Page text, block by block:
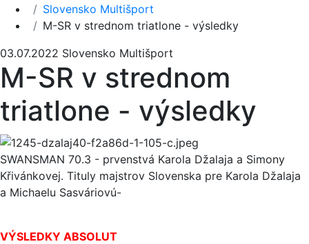
Slovensko Multišport
M-SR v strednom triatlone - výsledky
03.07.2022 Slovensko Multišport
M-SR v strednom
triatlone - výsledky
SWANSMAN 70.3 - prvenstvá Karola Džalaja a Simony
Křivánkovej. Tituly majstrov Slovenska pre Karola Džalaja
a Michaelu Sasváriovú-
VÝSLEDKY ABSOLUT